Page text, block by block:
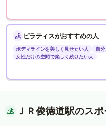
ピラティスがおすすめの人
ボディラインを美しく見せたい人
自
女性だけの空間で楽しく続けたい人
ＪＲ俊徳道駅のス